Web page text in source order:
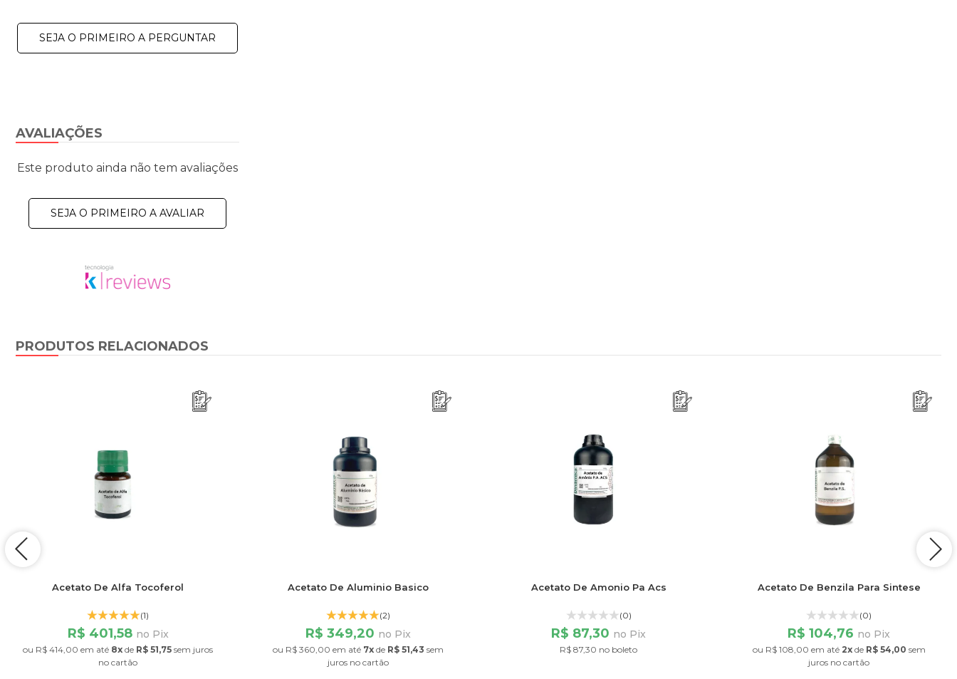
AVALIAÇÕES
Este produto ainda não tem avaliações
SEJA O PRIMEIRO A AVALIAR
SEJA O PRIMEIRO A PERGUNTAR
PRODUTOS RELACIONADOS
Acetato De Alfa Tocoferol
(1)
R$ 401,58 no Pix
ou R$ 414,00 em até 8x de R$ 51,75 sem juros
no cartão
Acetato De Aluminio Basico
(2)
R$ 349,20 no Pix
ou R$ 360,00 em até 7x de R$ 51,43 sem
juros no cartão
Acetato De Amonio Pa Acs
(0)
R$ 87,30 no Pix
R$ 87,30 no boleto
Acetato De Benzila Para Sintese
(0)
R$ 104,76 no Pix
ou R$ 108,00 em até 2xde R$ 54,00 sem
juros no cartão